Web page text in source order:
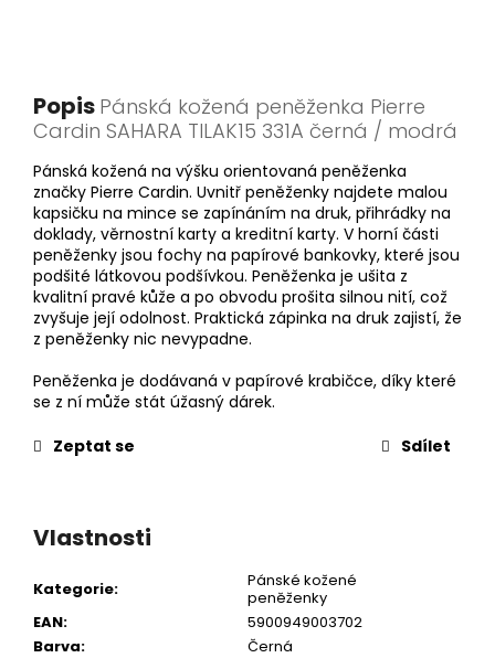
Popis Pánská kožená peněženka Pierre
Cardin SAHARA TILAK15 331A černá / modrá
Pánská kožená na výšku orientovaná peněženka
značky Pierre Cardin. Uvnitř peněženky najdete malou
kapsičku na mince se zapínáním na druk, přihrádky na
doklady, věrnostní karty a kreditní karty. V horní části
peněženky jsou fochy na papírové bankovky, které jsou
podšité látkovou podšívkou. Peněženka je ušita z
kvalitní pravé kůže a po obvodu prošita silnou nití, což
zvyšuje její odolnost. Praktická zápinka na druk zajistí, že
z peněženky nic nevypadne.
Peněženka je dodávaná v papírové krabičce, díky které
se z ní může stát úžasný dárek.
Zeptat se
Sdílet
Vlastnosti
Kategorie:
Pánské kožené
peněženky
EAN:
5900949003702
Barva:
Černá